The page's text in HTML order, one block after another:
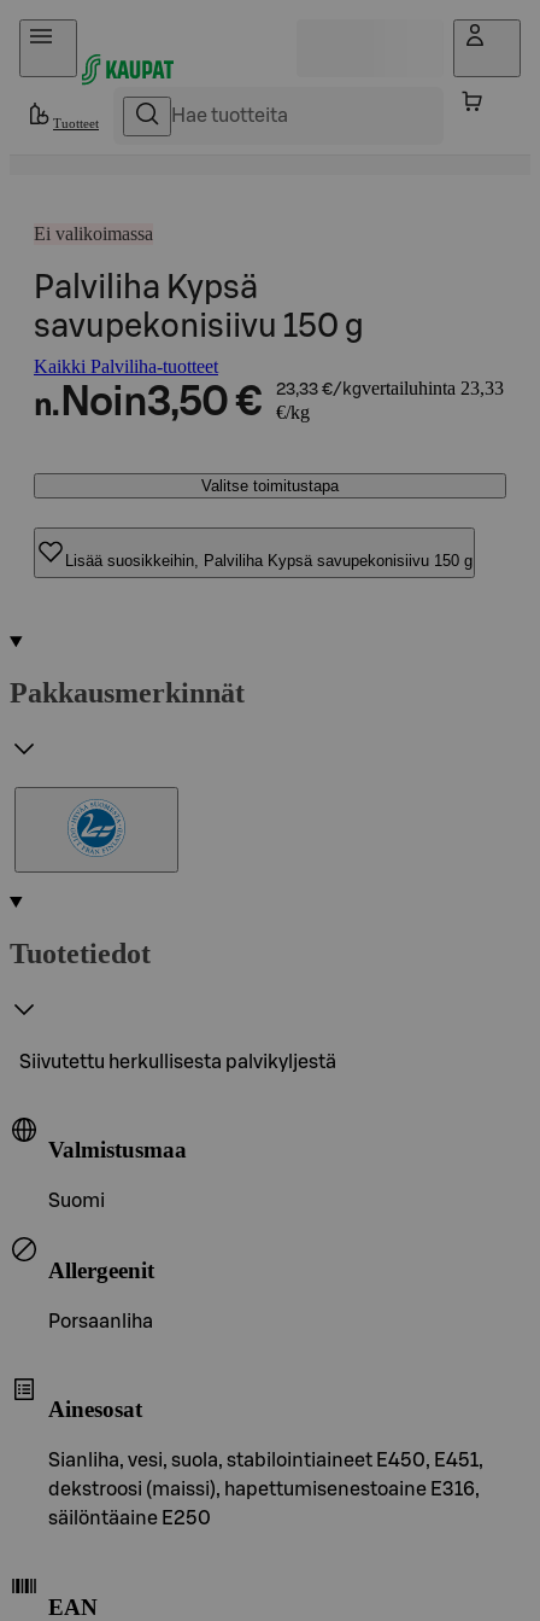
Hyppää sisältöön
Tuotteet
Ei valikoimassa
Palviliha Kypsä
savupekonisiivu 150 g
Kaikki Palviliha-tuotteet
n. Noin3,50 € 23,33 €/kgvertailuhinta 23,33
€/kg
Valitse toimitustapa
Lisää suosikkeihin, Palviliha Kypsä savupekonisiivu 150 g
Pakkausmerkinnät
Tuotetiedot
Siivutettu herkullisesta palvikyljestä
Valmistusmaa
Suomi
Allergeenit
Porsaanliha
Ainesosat
Sianliha, vesi, suola, stabilointiaineet E450, E451,
dekstroosi (maissi), hapettumisenestoaine E316,
säilöntäaine E250
EAN